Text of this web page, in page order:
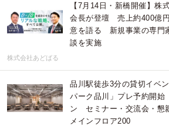
【7月14日・新橋開催】株
会長が登壇 売上約400億
意を語る 新規事業の専門
談を実施
株式会社あどばる
品川駅徒歩3分の貸切イベ
パーク品川」プレ予約開
ン セミナー・交流会・懇
メインフロア200